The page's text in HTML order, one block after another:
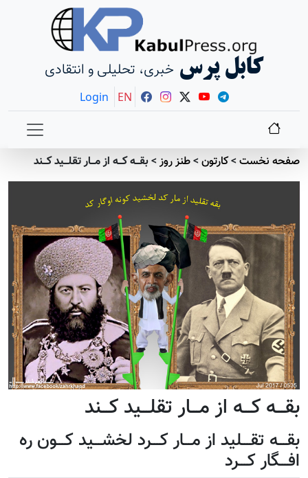
کابل پرس خبری، تحلیلی و انتقادی
Login EN
صفحه نخست>کارتون>طنز روز>بقـــه کـــه از مـــار تقلـــید کـــند
بقـــه کـــه از مـــار تقلـــید کـــند
بقـــه تقـــلید از مـــار کـــرد لخشـــید کـــون ره
افـــگار کـــرد